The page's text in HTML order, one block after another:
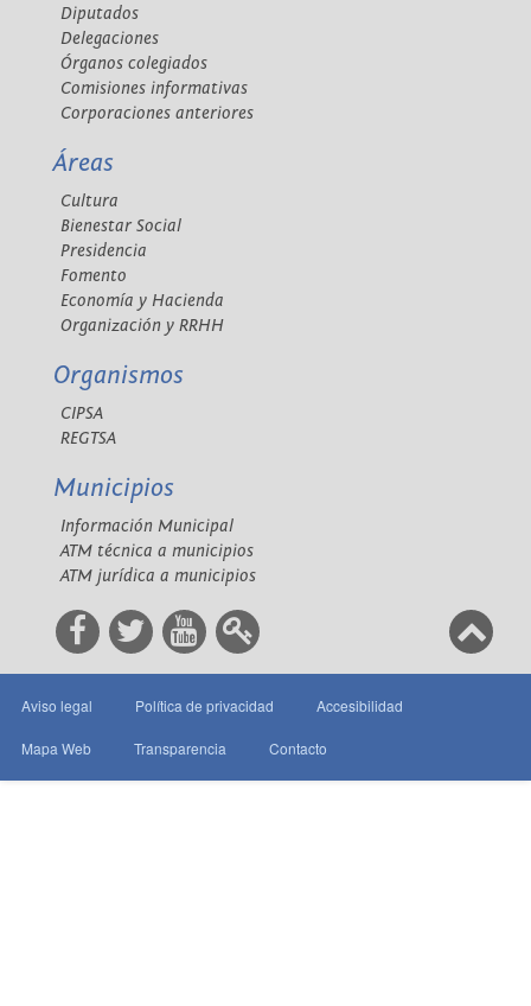
Diputados
Delegaciones
Órganos colegiados
Comisiones informativas
Corporaciones anteriores
Áreas
Cultura
Bienestar Social
Presidencia
Fomento
Economía y Hacienda
Organización y RRHH
Organismos
CIPSA
REGTSA
Municipios
Información Municipal
ATM técnica a municipios
ATM jurídica a municipios
Aviso legal Política de privacidad Accesibilidad
Mapa Web Transparencia Contacto